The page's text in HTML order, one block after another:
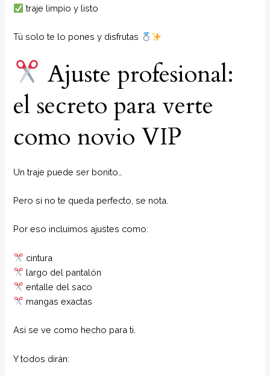
traje limpio y listo
Tú solo te lo pones y disfrutas
Ajuste profesional:
el secreto para verte
como novio VIP
Un traje puede ser bonito…
Pero si no te queda perfecto, se nota.
Por eso incluimos ajustes como:
cintura
largo del pantalón
entalle del saco
mangas exactas
Así se ve como hecho para ti.
Y todos dirán: